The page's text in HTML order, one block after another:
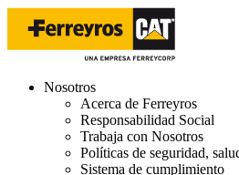
Nosotros
Acerca de Ferreyros
Responsabilidad Social
Trabaja con Nosotros
Políticas de seguridad,
Sistema de cumplimiento